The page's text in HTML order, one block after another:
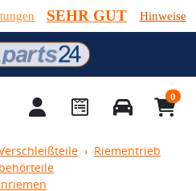
SEHR GUT Hinweise
0
Riementrieb